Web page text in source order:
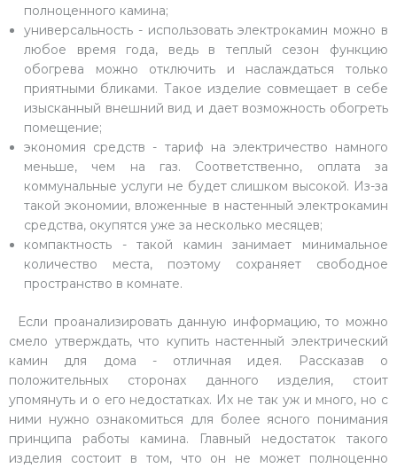
полноценного камина;
универсальность - использовать электрокамин можно в
любое время года, ведь в теплый сезон функцию
обогрева можно отключить и наслаждаться только
приятными бликами. Такое изделие совмещает в себе
изысканный внешний вид и дает возможность обогреть
помещение;
экономия средств - тариф на электричество намного
меньше, чем на газ. Соответственно, оплата за
коммунальные услуги не будет слишком высокой. Из-за
такой экономии, вложенные в настенный электрокамин
средства, окупятся уже за несколько месяцев;
компактность - такой камин занимает минимальное
количество места, поэтому сохраняет свободное
пространство в комнате.
Если проанализировать данную информацию, то можно
смело утверждать, что купить настенный электрический
камин для дома - отличная идея. Рассказав о
положительных сторонах данного изделия, стоит
упомянуть и о его недостатках. Их не так уж и много, но с
ними нужно ознакомиться для более ясного понимания
принципа работы камина. Главный недостаток такого
изделия состоит в том, что он не может полноценно